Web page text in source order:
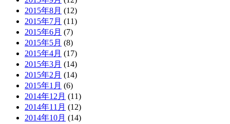
2015年8月 (12)
2015年7月 (11)
2015年6月 (7)
2015年5月 (8)
2015年4月 (17)
2015年3月 (14)
2015年2月 (14)
2015年1月 (6)
2014年12月 (11)
2014年11月 (12)
2014年10月 (14)